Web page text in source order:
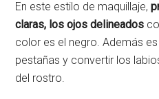
En este estilo de maquillaje,
claras, los ojos delineados
color es el negro. Además
pestañas y convertir los
del rostro.